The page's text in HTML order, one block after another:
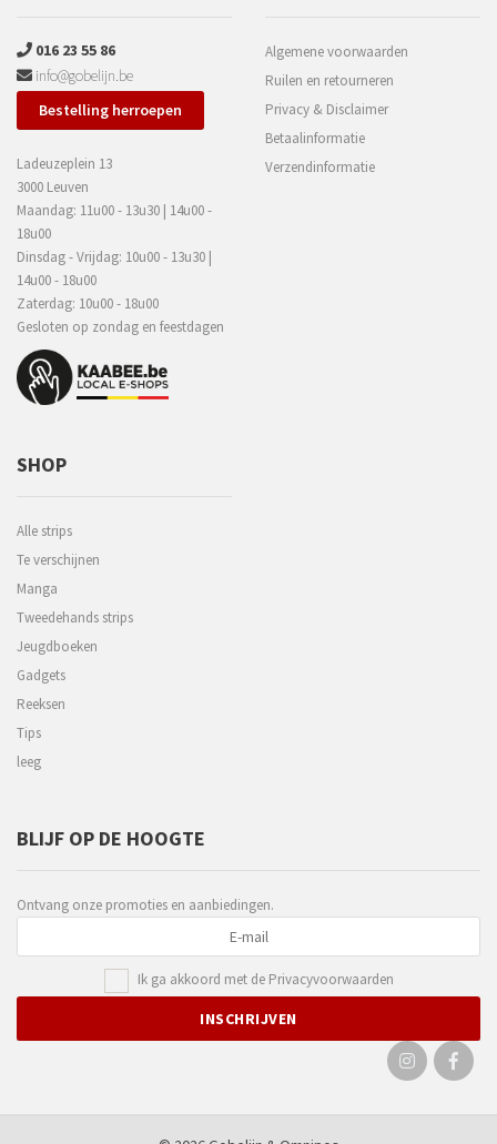
016 23 55 86
info@gobelijn.be
Bestelling herroepen
Ladeuzeplein 13
3000 Leuven
Maandag: 11u00 - 13u30 | 14u00 -
18u00
Dinsdag - Vrijdag: 10u00 - 13u30 |
14u00 - 18u00
Zaterdag: 10u00 - 18u00
Gesloten op zondag en feestdagen
Algemene voorwaarden
Ruilen en retourneren
Privacy & Disclaimer
Betaalinformatie
Verzendinformatie
SHOP
Alle strips
Te verschijnen
Manga
Tweedehands strips
Jeugdboeken
Gadgets
Reeksen
Tips
leeg
BLIJF OP DE HOOGTE
Ontvang onze promoties en aanbiedingen.
Ik ga akkoord met de Privacyvoorwaarden